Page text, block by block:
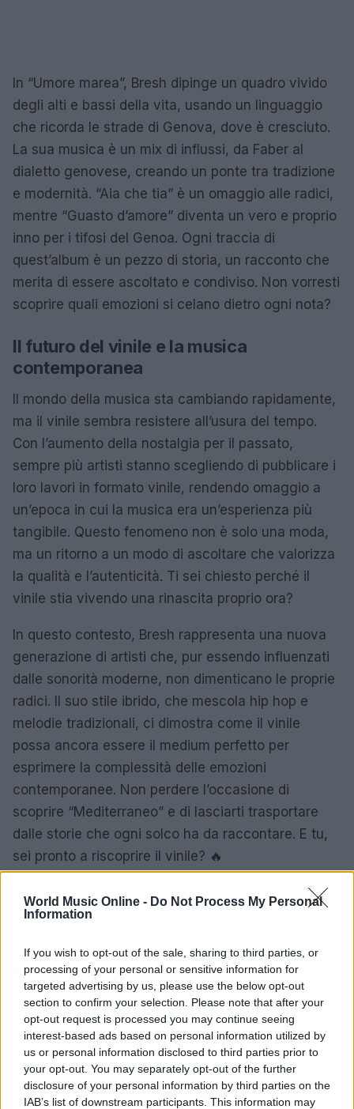
World Music Online - Do Not Process My Personal
Information
If you wish to opt-out of the sale, sharing to third parties, or
processing of your personal or sensitive information for
targeted advertising by us, please use the below opt-out
section to confirm your selection. Please note that after your
opt-out request is processed you may continue seeing
interest-based ads based on personal information utilized by
us or personal information disclosed to third parties prior to
your opt-out. You may separately opt-out of the further
disclosure of your personal information by third parties on the
IAB’s list of downstream participants. This information may
In “Umore marea”, Bresh dipinge un quadro vivido
degli alti e bassi della vita, usando un linguaggio
che ricorda le strade di Genova, dove è cresciuto.
La sua musica è un mix di influssi, da Faber al
dialetto genovese, creando un ponte tra tradizione
e modernità. “Aia che tia” è un omaggio alle radici,
mentre “Guasto d’amore” diventa un vero e proprio
inno per i tifosi del Genoa. Ogni traccia di
quest’album è un pezzo di storia, un racconto che
merita di essere ascoltato e condiviso. Non vorresti
scoprire quali emozioni si celano dietro ogni nota?
Il futuro del vinile e la musica
contemporanea
Il mondo della musica sta cambiando rapidamente,
ma il vinile sembra resistere all’usura del tempo.
Con l’aumento della nostalgia per il passato,
sempre più artisti stanno scegliendo di pubblicare i
loro lavori in formato vinile, rendendo omaggio a
un’epoca in cui la musica era un’esperienza più
tangibile. Questo fenomeno non è solo una moda,
ma un ritorno a un modo di ascoltare che valorizza
la qualità e l’autenticità. Ti sei chiesto perché il
vinile stia vivendo una rinascita proprio ora?
In questo contesto, Bresh rappresenta una nuova
generazione di artisti che, pur essendo influenzati
dalle sonorità moderne, non dimenticano le proprie
radici. Il suo stile ibrido, che mescola hip hop e
melodie tradizionali, ci dimostra come il vinile
possa ancora essere il medium perfetto per
esprimere la complessità delle emozioni
contemporanee. Non perdere l’occasione di
scoprire “Mediterraneo” e di lasciarti trasportare
dalle storie che ogni solco ha da raccontare. E tu,
sei pronto a riscoprire il vinile? 🔥